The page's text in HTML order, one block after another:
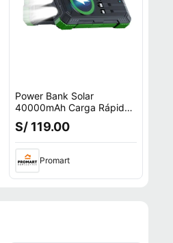
Power Bank Solar
40000mAh Carga Rápida
22.5W Inalámbrico
Resistente IP65 Verde
S/ 119.00
Promart